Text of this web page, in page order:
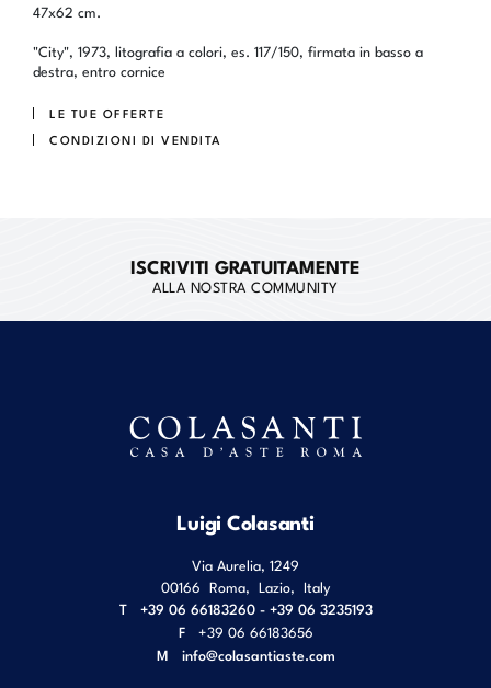
47x62 cm.
"City", 1973, litografia a colori, es. 117/150, firmata in basso a
destra, entro cornice
LE TUE OFFERTE
CONDIZIONI DI VENDITA
ISCRIVITI GRATUITAMENTE
ALLA NOSTRA COMMUNITY
Luigi Colasanti
Via Aurelia, 1249
00166 Roma, Lazio, Italy
T
+39 06 66183260 - +39 06 3235193
F
+39 06 66183656
M info@colasantiaste.com